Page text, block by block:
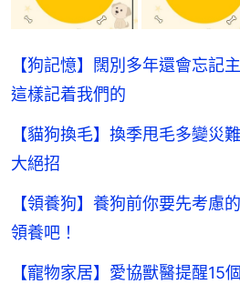
【狗記憶】闊別多年還會忘
這樣記着我們的
【貓狗換毛】換季甩毛多變
大絕招
【領養狗】養狗前你要先考
領養吧！
【寵物家居】愛協獸醫提醒